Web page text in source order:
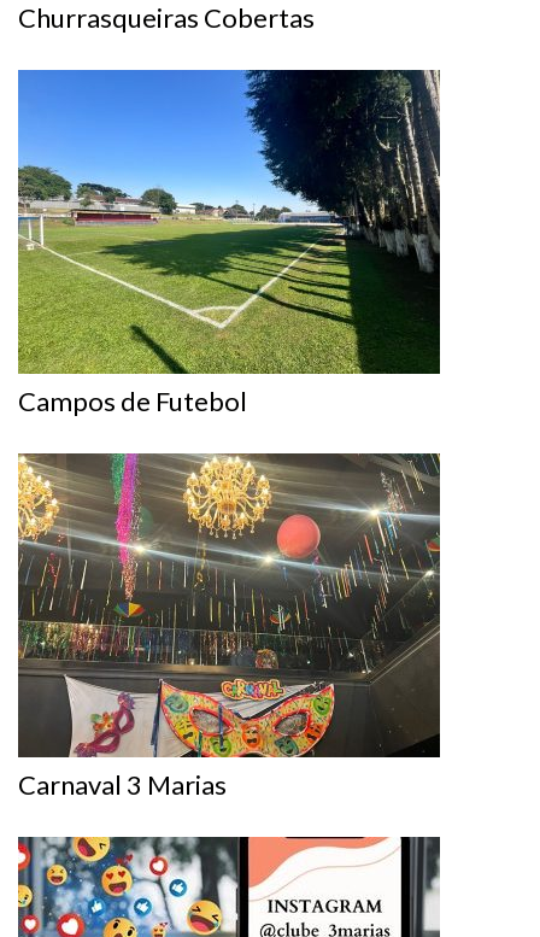
Churrasqueiras Cobertas
Campos de Futebol
Carnaval 3 Marias